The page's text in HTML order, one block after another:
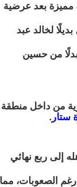
مميزة بعد عرضية
لخالد عبد
من حسين
قوية من داخل منطقة
ستار .
إلى ربع نهائي
الصعوبات، مما